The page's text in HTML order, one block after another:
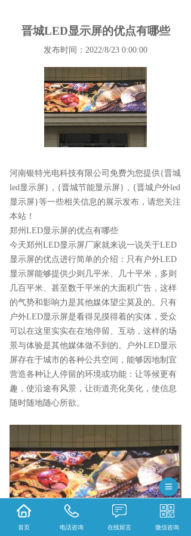
晋城LED显示屏的优点有哪些
发布时间：2022/8/23 0:00:00
河南银特光电科技有限公司免费为您提供{晋城
led显示屏} ，{晋城节能显示屏}，{晋城户外led
显示屏}等一些相关信息的展示发布，请您关注
本站！
郑州LED显示屏的优点有哪些
今天郑州LED显示屏厂家就来说一说关于LED
显示屏的优点进行简单的介绍：只有户外LED
显示屏能够提供少则几平米、几十平米，多则
几百平米、甚至数千平米的大面积广告，这样
的气势和影响力是其他媒体望尘莫及的。只有
户外LED显示屏是看得见摸得着的实体，受众
可以在这里实实在在地停留、互动，这样的场
景与体验是其他媒体做不到的。户外LED显示
屏存在于城市的各种公共空间，能够因地制宜
营造各种让人停留的环境或功能：让等候更有
趣，使沿途有风景，让街道亮化美化，使信息
随时随地随心所欲。
首页 电话咨询 在线留言 微信咨询